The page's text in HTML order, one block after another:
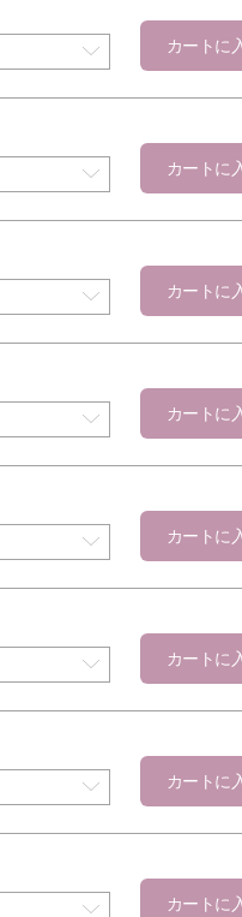
カートに
カートに
カートに
カートに
カートに
カートに
カートに
カートに